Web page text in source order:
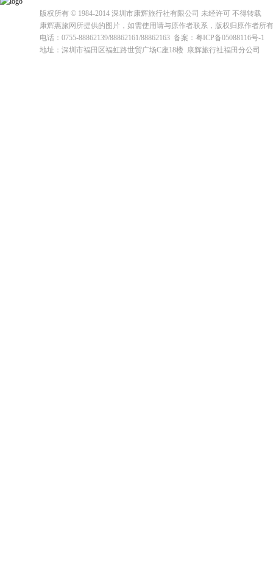
版权所有 © 1984-2014 深圳市康辉旅行社有限公司 未经许可 不得转载
康辉惠旅网所提供的图片，如需使用请与原作者联系，版权归原作者所
电话：0755-88862139/88862161/88862163 备案：粤ICP备05088116号-1
地址：深圳市福田区福虹路世贸广场C座18楼 康辉旅行社福田分公司